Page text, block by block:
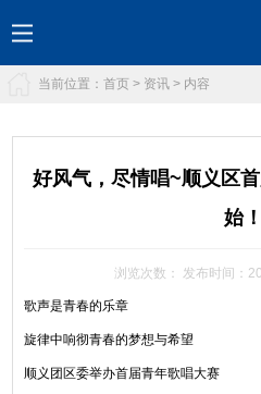
当前位置： 首页 > 资讯 > 内容
好风气，尽情唱~顺义区
始！
浏览次数： 发布时间：
歌声是青春的乐章
旋律中响彻青春的梦想与希望
顺义团区委举办首届青年歌唱大赛